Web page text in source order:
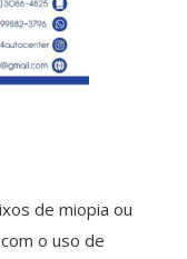
de miopia ou
o uso de